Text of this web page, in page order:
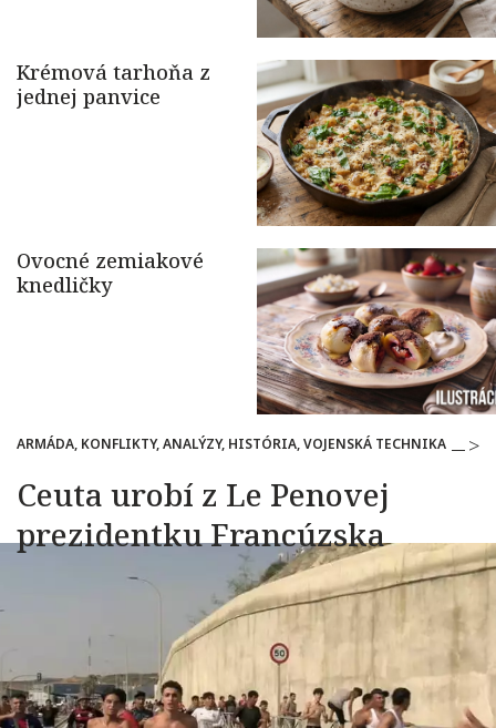
ARMÁDA, KONFLIKTY, ANALÝZY, HISTÓRIA, VOJENSKÁ TECHNIKA